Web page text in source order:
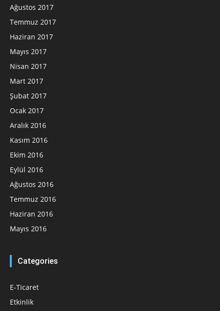
Ağustos 2017
Temmuz 2017
Haziran 2017
Mayıs 2017
Nisan 2017
Mart 2017
Şubat 2017
Ocak 2017
Aralık 2016
Kasım 2016
Ekim 2016
Eylül 2016
Ağustos 2016
Temmuz 2016
Haziran 2016
Mayıs 2016
Categories
E-Ticaret
Etkinlik